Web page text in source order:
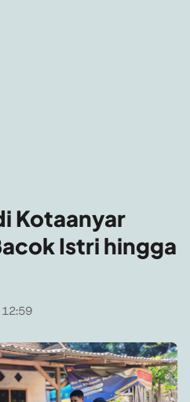
Kotaanyar
Istri hingga